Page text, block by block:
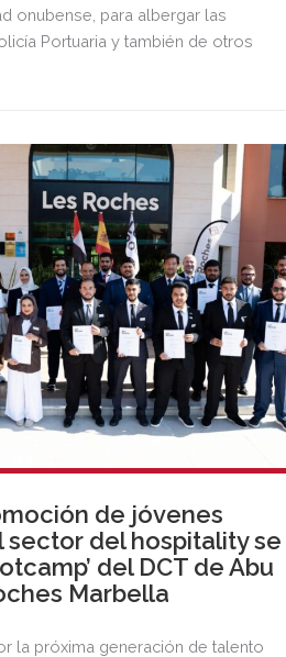
onubense, para albergar las
Portuaria y también de otros
de jóvenes
sector del hospitality se
del DCT de Abu
Marbella
la próxima generación de talento